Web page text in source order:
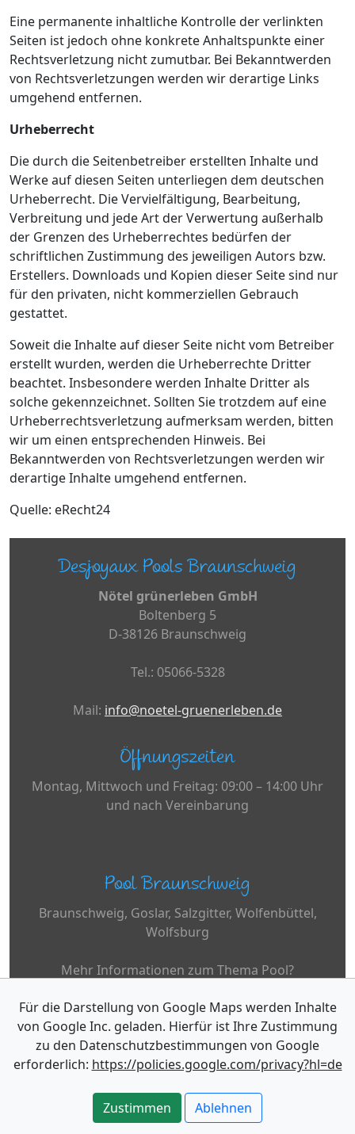
Eine permanente inhaltliche Kontrolle der verlinkten
Seiten ist jedoch ohne konkrete Anhaltspunkte einer
Rechtsverletzung nicht zumutbar. Bei Bekanntwerden
von Rechtsverletzungen werden wir derartige Links
umgehend entfernen.
Urheberrecht
Die durch die Seitenbetreiber erstellten Inhalte und
Werke auf diesen Seiten unterliegen dem deutschen
Urheberrecht. Die Vervielfältigung, Bearbeitung,
Verbreitung und jede Art der Verwertung außerhalb
der Grenzen des Urheberrechtes bedürfen der
schriftlichen Zustimmung des jeweiligen Autors bzw.
Erstellers. Downloads und Kopien dieser Seite sind nur
für den privaten, nicht kommerziellen Gebrauch
gestattet.
Soweit die Inhalte auf dieser Seite nicht vom Betreiber
erstellt wurden, werden die Urheberrechte Dritter
beachtet. Insbesondere werden Inhalte Dritter als
solche gekennzeichnet. Sollten Sie trotzdem auf eine
Urheberrechtsverletzung aufmerksam werden, bitten
wir um einen entsprechenden Hinweis. Bei
Bekanntwerden von Rechtsverletzungen werden wir
derartige Inhalte umgehend entfernen.
Quelle: eRecht24
Desjoyaux Pools Braunschweig
Nötel grünerleben GmbH
Boltenberg 5
D-38126 Braunschweig
Tel.: 05066-5328
Mail: info@noetel-gruenerleben.de
Öffnungszeiten
Montag, Mittwoch und Freitag: 09:00 – 14:00 Uhr
und nach Vereinbarung
Pool Braunschweig
Braunschweig, Goslar, Salzgitter, Wolfenbüttel,
Wolfsburg
Mehr Informationen zum Thema Pool?
www.desjoyaux.de
Impressum
Datenschutz
Für die Darstellung von Google Maps werden Inhalte
von Google Inc. geladen. Hierfür ist Ihre Zustimmung
zu den Datenschutzbestimmungen von Google
erforderlich: https://policies.google.com/privacy?hl=de
Zustimmen Ablehnen